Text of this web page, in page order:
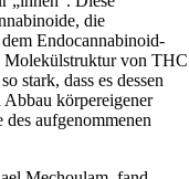
die
Endocannabinoid-
Molekülstruktur von THC
stark, dass es dessen
körpereigener
aufgenommenen